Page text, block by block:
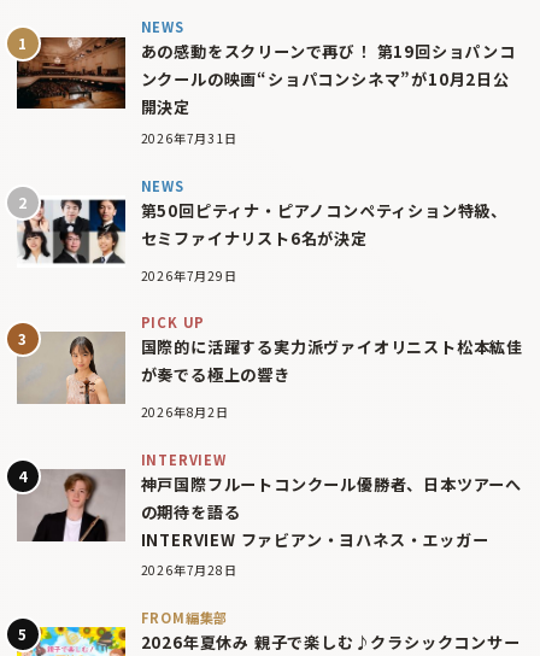
NEWS
あの感動をスクリーンで再び！ 第19回ショパンコ
ンクールの映画“ショパコンシネマ”が10月2日公
開決定
2026年7月31日
NEWS
第50回ピティナ・ピアノコンペティション特級、
セミファイナリスト6名が決定
2026年7月29日
PICK UP
国際的に活躍する実力派ヴァイオリニスト松本紘佳
が奏でる極上の響き
2026年8月2日
INTERVIEW
神戸国際フルートコンクール優勝者、日本ツアーへ
の期待を語る
INTERVIEW ファビアン・ヨハネス・エッガー
2026年7月28日
FROM編集部
2026年夏休み 親子で楽しむ♪クラシックコンサー